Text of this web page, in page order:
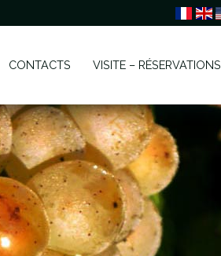
CONTACTS VISITE – RÉSERVATIONS